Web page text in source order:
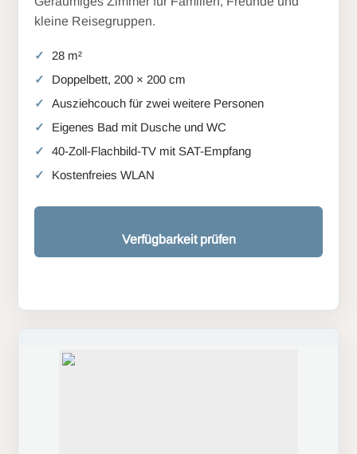
kleine Reisegruppen.
28 m²
Doppelbett, 200 × 200 cm
Ausziehcouch für zwei weitere Personen
Eigenes Bad mit Dusche und WC
40-Zoll-Flachbild-TV mit SAT-Empfang
Kostenfreies WLAN
Verfügbarkeit prüfen